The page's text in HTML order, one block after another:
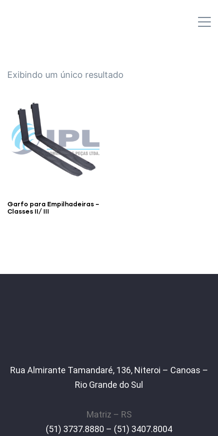
Exibindo um único resultado
Garfo para Empilhadeiras –
Classes II/ III
Rua Almirante Tamandaré, 136, Niteroi – Canoas –
Rio Grande do Sul
Matriz – RS
(51) 3737.8880 – (51) 3407.8004